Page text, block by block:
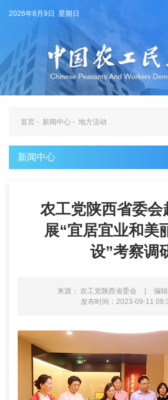
2026年8月9日 星期日
首页 - 新闻中心 - 地方活动
新闻中心
农工党陕西省委会
展“宜居宜业和美
设”考察调
来源： 农工党陕西省委会 | 编
发布时间：2023-09-11